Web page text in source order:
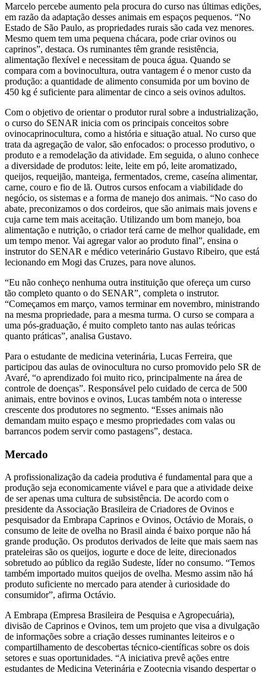
Marcelo percebe aumento pela procura do curso nas últimas edições,
em razão da adaptação desses animais em espaços pequenos. “No
Estado de São Paulo, as propriedades rurais são cada vez menores.
Mesmo quem tem uma pequena chácara, pode criar ovinos ou
caprinos”, destaca. Os ruminantes têm grande resistência,
alimentação flexível e necessitam de pouca água. Quando se
compara com a bovinocultura, outra vantagem é o menor custo da
produção: a quantidade de alimento consumida por um bovino de
450 kg é suficiente para alimentar de cinco a seis ovinos adultos.
Com o objetivo de orientar o produtor rural sobre a industrialização,
o curso do SENAR inicia com os principais conceitos sobre
ovinocaprinocultura, como a história e situação atual. No curso que
trata da agregação de valor, são enfocados: o processo produtivo, o
produto e a remodelação da atividade. Em seguida, o aluno conhece
a diversidade de produtos: leite, leite em pó, leite aromatizado,
queijos, requeijão, manteiga, fermentados, creme, caseína alimentar,
carne, couro e fio de lã. Outros cursos enfocam a viabilidade do
negócio, os sistemas e a forma de manejo dos animais. “No caso do
abate, preconizamos o dos cordeiros, que são animais mais jovens e
cuja carne tem mais aceitação. Utilizando um bom manejo, boa
alimentação e nutrição, o criador terá carne de melhor qualidade, em
um tempo menor. Vai agregar valor ao produto final”, ensina o
instrutor do SENAR e médico veterinário Gustavo Ribeiro, que está
lecionando em Mogi das Cruzes, para nove alunos.
“Eu não conheço nenhuma outra instituição que ofereça um curso
tão completo quanto o do SENAR”, completa o instrutor.
“Começamos em março, vamos terminar em novembro, ministrando
na mesma propriedade, para a mesma turma. O curso se compara a
uma pós-graduação, é muito completo tanto nas aulas teóricas
quanto práticas”, analisa Gustavo.
Para o estudante de medicina veterinária, Lucas Ferreira, que
participou das aulas de ovinocultura no curso promovido pelo SR de
Avaré, “o aprendizado foi muito rico, principalmente na área de
controle de doenças”. Responsável pelo cuidado de cerca de 500
animais, entre bovinos e ovinos, Lucas também nota o interesse
crescente dos produtores no segmento. “Esses animais não
demandam muito espaço e mesmo propriedades com valas ou
barrancos podem servir como pastagens”, destaca.
Mercado
A profissionalização da cadeia produtiva é fundamental para que a
produção seja economicamente viável e para que a atividade deixe
de ser apenas uma cultura de subsistência. De acordo com o
presidente da Associação Brasileira de Criadores de Ovinos e
pesquisador da Embrapa Caprinos e Ovinos, Octávio de Morais, o
consumo de leite de ovelha no Brasil ainda é baixo porque não há
grande produção. Os produtos derivados de leite que mais saem nas
prateleiras são os queijos, iogurte e doce de leite, direcionados
sobretudo ao público da região Sudeste, líder no consumo. “Temos
também importado muitos queijos de ovelha. Mesmo assim não há
produto suficiente no mercado para atender à curiosidade do
consumidor”, afirma Octávio.
A Embrapa (Empresa Brasileira de Pesquisa e Agropecuária),
divisão de Caprinos e Ovinos, tem um projeto que visa a divulgação
de informações sobre a criação desses ruminantes leiteiros e o
compartilhamento de descobertas técnico-científicas sobre os dois
setores e suas oportunidades. “A iniciativa prevê ações entre
estudantes de Medicina Veterinária e Zootecnia visando despertar o